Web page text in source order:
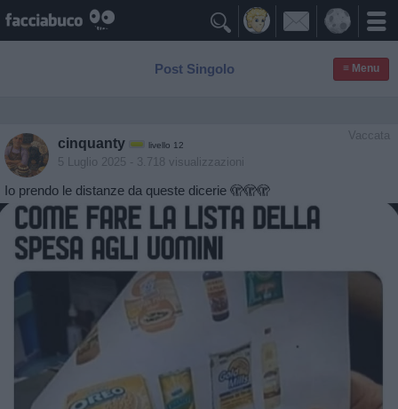

Post Singolo ≡ Menu
Vaccata
cinquanty livello 12
5 Luglio 2025 - 3.718 visualizzazioni
Io prendo le distanze da queste dicerie 🫣🫣🫣